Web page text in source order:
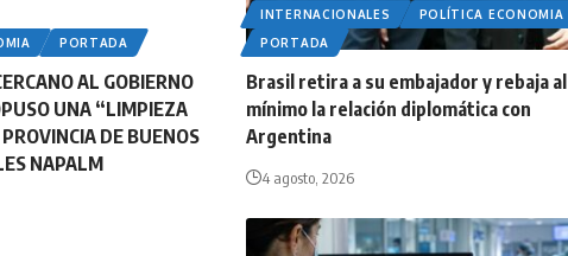
PORTADA
AL GOBIERNO
UNA “LIMPIEZA
DE BUENOS
NAPALM
INTERNACIONALES
POLÍTICA ECONOMIA
PORTADA
Brasil retira a su embajador y rebaja al
mínimo la relación diplomática con
Argentina
4 agosto, 2026